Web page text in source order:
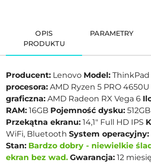
OPIS
PRODUKTU
PARAMETRY
Producent: Lenovo Model: ThinkPad
procesora: AMD Ryzen 5 PRO 4650U
graficzna: AMD Radeon RX Vega 6
RAM: 16GB Pojemność dysku:
Przekątna ekranu: 14,1" Full HD IPS
WiFi, Bluetooth System operacyjny:
Stan: Bardzo dobry - niewielkie
ekran bez wad. Gwarancja: 12